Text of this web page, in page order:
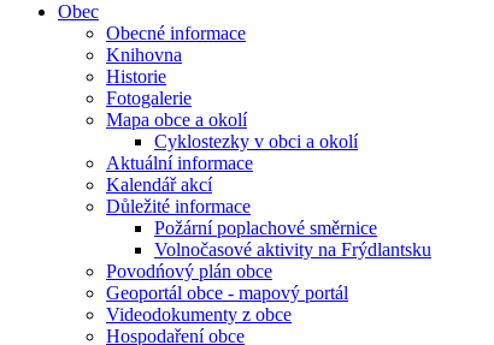
Obec
Obecné informace
Knihovna
Historie
Fotogalerie
Mapa obce a okolí
Cyklostezky v obci a okolí
Aktuální informace
Kalendář akcí
Důležité informace
Požární poplachové směrnice
Volnočasové aktivity na Frýdlantsku
Povodńový plán obce
Geoportál obce - mapový portál
Videodokumenty z obce
Hospodaření obce